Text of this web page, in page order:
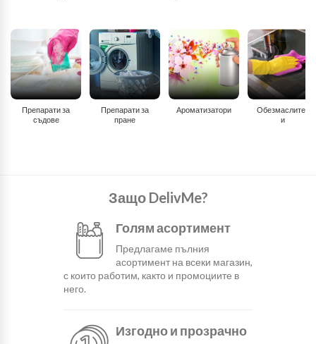
Препарати за
съдове
Препарати за
пране
Ароматизатори
Обезмаслител
и
Защо DelivMe?
Голям асортимент
Предлагаме пълния
асортимент на всеки магазин,
с които работим, както и промоциите в
него.
Изгодно и прозрачно